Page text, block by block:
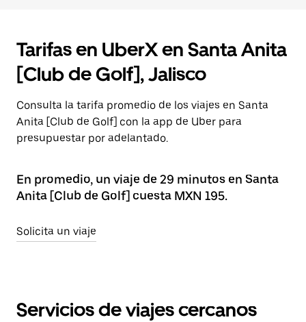
Tarifas en UberX en Santa Anita
[Club de Golf], Jalisco
Consulta la tarifa promedio de los viajes en Santa
Anita [Club de Golf] con la app de Uber para
presupuestar por adelantado.
En promedio, un viaje de 29 minutos en Santa
Anita [Club de Golf] cuesta MXN 195.
Solicita un viaje
Servicios de viajes cercanos